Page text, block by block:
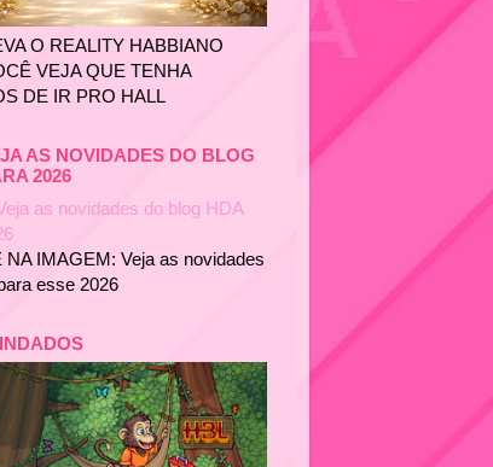
O REALITY HABBIANO
VEJA QUE TENHA
DE IR PRO HALL
AS NOVIDADES DO BLOG
2026
NA IMAGEM: Veja as novidades
esse 2026